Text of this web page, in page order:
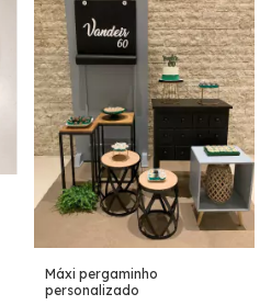
Máxi pergaminho
personalizado